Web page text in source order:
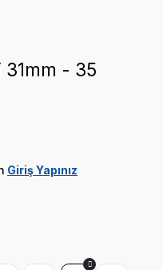
31mm - 35
Giriş Yapınız